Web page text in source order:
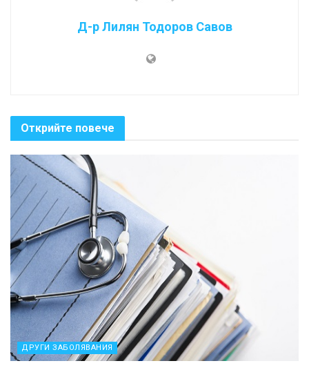
Д-р Лилян Тодоров Савов
Открийте повече
ДРУГИ ЗАБОЛЯВАНИЯ